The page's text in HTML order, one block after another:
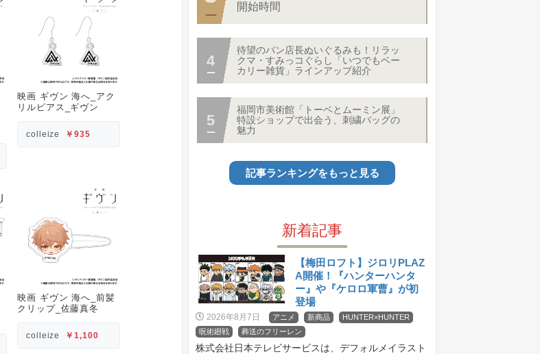
映画 ギヴン 海へ_アク
リルピアス_ギヴン
colleize ￥935
映画 ギヴン 海へ_前髪
クリップ_佐藤真冬
colleize ￥1,100
開始時間
待望のパン店長ぬいぐるみも！リラッ
クマ・すみっコぐらし「いつでもベー
カリー雑貨」ラインアップ紹介
福岡市美術館「トーベとムーミン展」
特設ショップで出会う、刺繍バッグの
魅力
記事ランキングをもっと見る
新着記事
【梅田ロフト】ジロリPLAZ
A開催！『ハンターハンタ
ー』や『ケロロ軍曹』が初
登場
2026年8月7日 アニメ 新商品
HUNTER×HUNTER
呪術廻戦
葬送のフリーレン
株式会社日本テレビサービスは、デフォルメイラスト